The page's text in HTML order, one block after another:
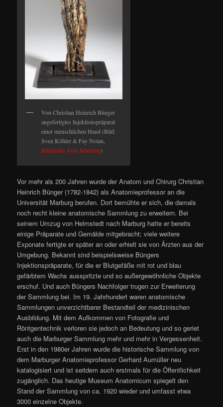
Von Christian Heinrich Bünger
angefertigtes Injektionspräparat
einer menschlichen Hand (Bild:
Sven Köhler & Fay Nolan,
Bildarchiv Foto Marburg)
Vor mehr als 200 Jahren wurde der Anatom und Chirurg Christian
Heinrich Bünger (1782-1842) als Anatomieprofessor an die
Universität Marburg berufen. Dort bemühte er sich, die damals
noch recht kleine anatomische Sammlung zu erweitern. Bei
seinem Umzug von Helmstedt nach Marburg hatte er bereits
einige Präparate und Gemälde mitgebracht; viele weitere
Exponate fertigte er später an oder erhielt sie von Ärzten aus der
Umgebung. Bekannt sind beispielsweise Büngers
Injektionspräparate, für die er Blutgefäße mit rot und blau
gefärbtem Wachs ausspritzte und so außergewöhnliche Objekte
erschuf. Und auch Büngers Nachfolger trugen zur Erweiterung
der Sammlung bei. Im 19. Jahrhundert waren anatomische
Sammlungen unverzichtbarer Bestandteil der medizinischen
Ausbildung. Mit dem Aufkommen von Fotografie und
Röntgentechnik verloren sie jedoch an Bedeutung und so geriet
auch die Marburger Sammlung mehr und mehr in Vergessenheit.
Erst in den 1980er Jahren wurde die historische Sammlung von
dem Marburger Anatomieprofessor Gerhard Aumüller neu
katalogisiert und ist seitdem auch erstmals für die Öffentlichkeit
zugänglich. Das heutige Museum Anatomicum spiegelt den
Stand der Sammlung von ca. 1920 wieder und umfasst etwa
3000 einzelne Objekte.